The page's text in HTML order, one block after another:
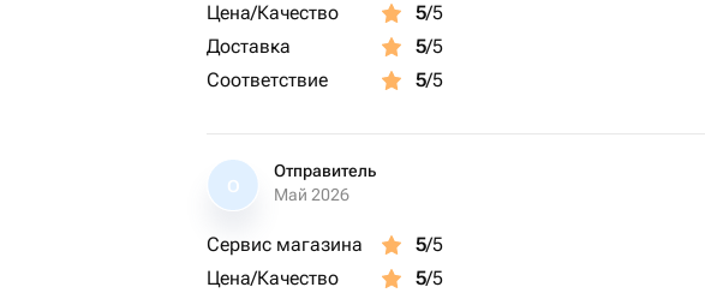
Цена/Качество
5/5
Доставка
5/5
Соответствие
5/5
О
Отправитель
Май 2026
Сервис магазина 5/5
Цена/Качество
5/5